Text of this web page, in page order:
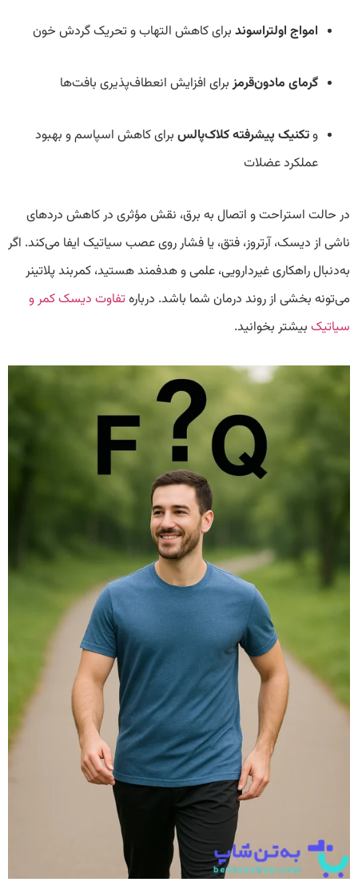
امواج اولتراسوند برای کاهش التهاب و تحریک گردش خون
گرمای مادون‌قرمزبرای افزایش انعطاف‌پذیری بافت‌ها
وتکنیک پیشرفته کلاک‌پالس برای کاهش اسپاسم و بهبود
عملکرد عضلات
در حالت استراحت و اتصال به برق، نقش مؤثری در کاهش دردهای
ناشی از دیسک، آرتروز، فتق، یا فشار روی عصب سیاتیک ایفا می‌کند. اگر
به‌دنبال راهکاری غیردارویی، علمی و هدفمند هستید، کمربند پلاتینر
می‌تونه بخشی از روند درمان شما باشد. دربارهتفاوت دیسک کمر و
سیاتیک بیشتر بخوانید.